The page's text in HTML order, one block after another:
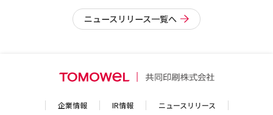
ニュースリリース一覧へ
企業情報 IR情報
ニュースリリース